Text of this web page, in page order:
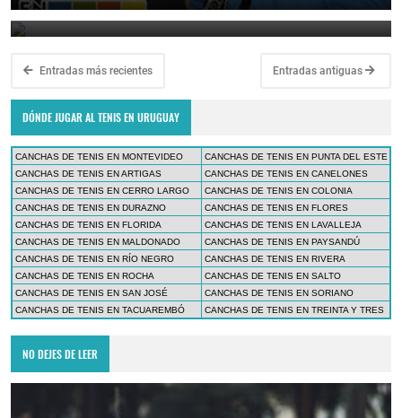
November 29, 2022
Entradas más recientes Entradas antiguas
DÓNDE JUGAR AL TENIS EN URUGUAY
CANCHAS DE TENIS EN MONTEVIDEO
CANCHAS DE TENIS EN PUNTA DEL ESTE
CANCHAS DE TENIS EN ARTIGAS
CANCHAS DE TENIS EN CANELONES
CANCHAS DE TENIS EN CERRO LARGO
CANCHAS DE TENIS EN COLONIA
CANCHAS DE TENIS EN DURAZNO
CANCHAS DE TENIS EN FLORES
CANCHAS DE TENIS EN FLORIDA
CANCHAS DE TENIS EN LAVALLEJA
CANCHAS DE TENIS EN MALDONADO
CANCHAS DE TENIS EN PAYSANDÚ
CANCHAS DE TENIS EN RÍO NEGRO
CANCHAS DE TENIS EN RIVERA
CANCHAS DE TENIS EN ROCHA
CANCHAS DE TENIS EN SALTO
CANCHAS DE TENIS EN SAN JOSÉ
CANCHAS DE TENIS EN SORIANO
CANCHAS DE TENIS EN TACUAREMBÓ
CANCHAS DE TENIS EN TREINTA Y TRES
NO DEJES DE LEER